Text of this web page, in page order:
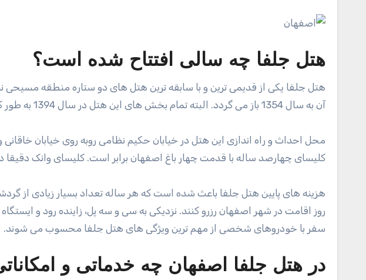
هتل جلفا چه سالی افتتاح شده است؟
هتل جلفا یکی از قدیمی ترین و با سابقه ترین هتل های دو ستاره منطقه مسیحی نشین جلفا در شهر زیبای اصفهان است که افتتاح
آن به سال 1354 باز می گردد. البته تمام بخش های این هتل در سال 1394 به طور کامل بازسازی و نوسازی شده است.
محل احداث و راه اندازی این هتل در خیابان حکیم نظامی روبه روی خیابان
کلیسای چهارصد ساله با قدمت چهار باغ اصفهان برابر است. کلیسای وانک دقیقا
هزینه های پایین هتل جلفا باعث شده است که هر ساله تعداد بسیار زیادی از
روز اقامت در شهر اصفهان رزرو کنند. نزدیکی به سی و سه پل، زاینده رود و
سفر با خودروهای شخصی از مهم ترین ویژگی های هتل جلفا محسوب می شوند.
در هتل جلفا اصفهان چه خدماتی و